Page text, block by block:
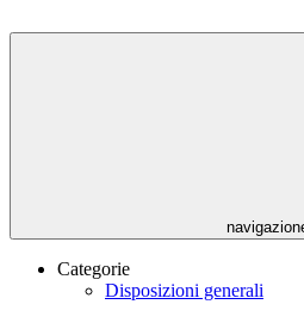
Categorie
Disposizioni generali